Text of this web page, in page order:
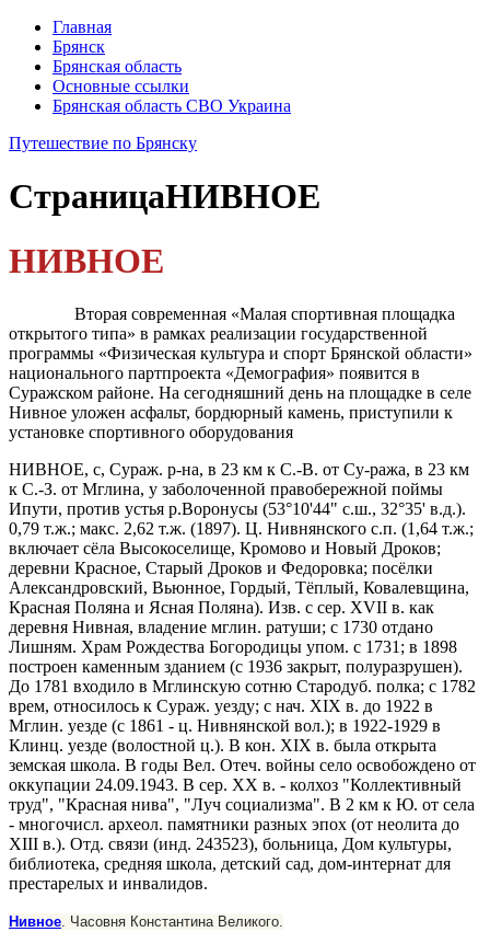
Главная
Брянск
Брянская область
Основные ссылки
Брянская область СВО Украина
Путешествие по Брянску
СтраницаНИВНОЕ
НИВНОЕ
Вторая современная «Малая спортивная площадка
открытого типа» в рамках реализации государственной
программы «Физическая культура и спорт Брянской области»
национального партпроекта «Демография» появится в
Суражском районе. На сегодняшний день на площадке в селе
Нивное уложен асфальт, бордюрный камень, приступили к
установке спортивного оборудования
НИВНОЕ, с, Сураж. р-на, в 23 км к С.-В. от Су-ража, в 23 км
к С.-З. от Мглина, у заболочен­ной правобережной поймы
Ипути, против устья р.Воронусы (53°10'44" с.ш., 32°35' в.д.).
0,79 т.ж.; макс. 2,62 т.ж. (1897). Ц. Нивнянского с.п. (1,64 т.ж.;
включает сёла Высокоселище, Кромово и Новый Дроков;
деревни Красное, Старый Дро­ков и Федоровка; посёлки
Александровский, Вьюнное, Гордый, Тёплый, Ковалевщина,
Крас­ная Поляна и Ясная Поляна). Изв. с сер. XVII в. как
деревня Нивная, владение мглин. ратуши; с 1730 отдано
Лишням. Храм Рождества Богоро­дицы упом. с 1731; в 1898
построен каменным зданием (с 1936 закрыт, полуразрушен).
До 1781 входило в Мглинскую сотню Стародуб. полка; с 1782
врем, относилось к Сураж. уезду; с нач. XIX в. до 1922 в
Мглин. уезде (с 1861 - ц. Нивнянской вол.); в 1922-1929 в
Клинц. уезде (волостной ц.). В кон. XIX в. была открыта
земская школа. В годы Вел. Отеч. войны село освобождено от
оккупации 24.09.1943. В сер. XX в. - колхоз "Коллективный
труд", "Красная нива", "Луч социализма". В 2 км к Ю. от села
- многочисл. археол. памятники раз­ных эпох (от неолита до
XIII в.). Отд. связи (инд. 243523), больница, Дом культуры,
библиотека, средняя школа, детский сад, дом-интернат для
престарелых и инвалидов.
Нивное. Часовня Константина Великого.